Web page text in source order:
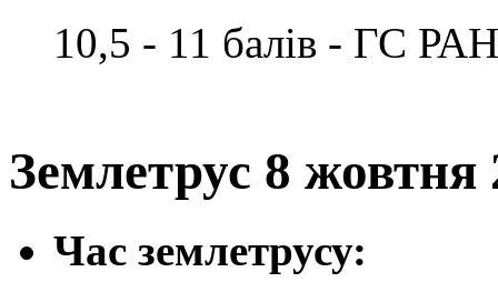
10,5 - 11 балів - ГС РАН
Землетрус 8
Час землетрусу: